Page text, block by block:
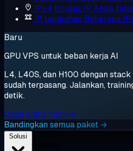
IPv4 Khusus IP Anda,
IP tambahan Beberapa
Baru
GPU VPS untuk beban kerja AI
L4, L40S, dan H100 dengan
sudah terpasang. Jalankan,
detik.
Coba gratis 1 jam →
Bandingkan semua paket →